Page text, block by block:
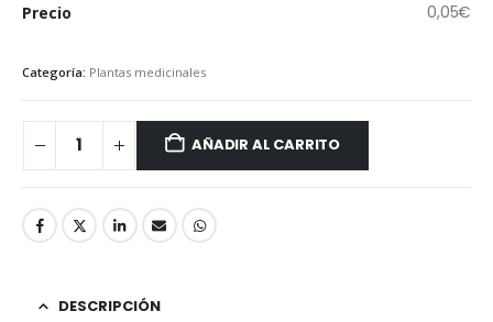
Precio 0,05€
Categoría: Plantas medicinales
AÑADIR AL CARRITO
DESCRIPCIÓN